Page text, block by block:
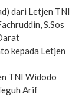
dari Letjen TNI
S.Sos
kepada Letjen
TNI Widodo
Arif